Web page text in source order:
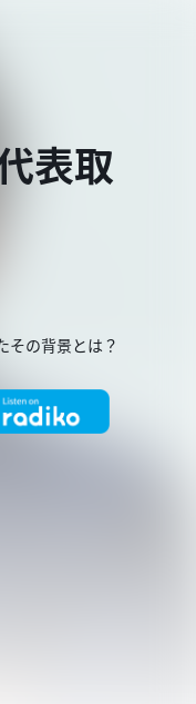
表取
その背景とは？